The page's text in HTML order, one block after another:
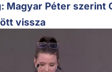
Magyar Péter szerint
vissza